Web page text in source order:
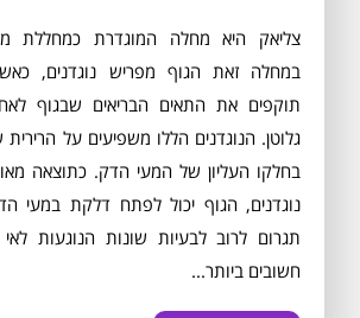
צליאק היא מחלה המוגדרת כמחללת
במחלה זאת הגוף מפריש נוגדנים,
תוקפים את התאים הבריאים שבגוף
גלוטן. הנוגדנים הללו משפיעים על
בחלקו העליון של המעי הדק. כתוצאה
נוגדנים, הגוף יכול לפתח דלקת במעי
תגרום לרוב לבעיות שונות הנוגעות לאי
חשובים ביותר...